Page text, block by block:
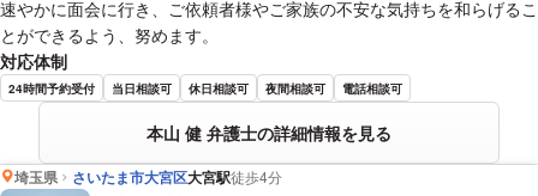
速やかに面会に行き、ご依頼者様やご家族の不安な気持ちを和らげるこ
とができるよう、努めます。
対応体制
24時間予約受付 当日相談可 休日相談可 夜間相談可 電話相談可
本山 健 弁護士の詳細情報を見る
埼玉県 さいたま市大宮区大宮駅徒歩4分